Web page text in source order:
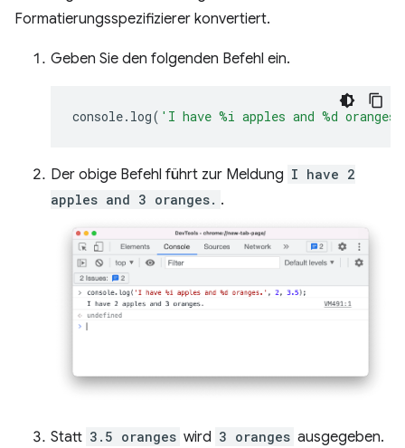
Formatierungsspezifizierer konvertiert.
Geben Sie den folgenden Befehl ein.
console. log( 'I have %i apples and %d
Der obige Befehl führt zur Meldung I have 2
apples and 3 oranges. .
Statt 3.5 oranges wird 3 oranges ausgegeben.